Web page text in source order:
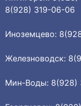
8(928) 319-06-06
Иноземцево:
Железноводск:
Мин-Воды: 8(928)